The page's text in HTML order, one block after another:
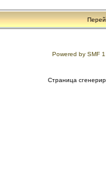
Powered by SMF
Страница